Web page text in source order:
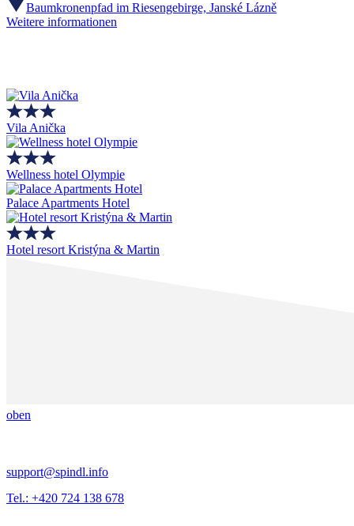
Baumkronenpfad im Riesengebirge, Janské Lázně
Weitere informationen
Vila Anička
Wellness hotel Olympie
Palace Apartments Hotel
Hotel resort Kristýna & Martin
oben
support@spindl.info
Tel.: +420 724 138 678